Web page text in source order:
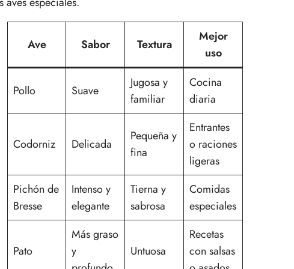
Ave Sabor Textura
Mejor
uso
Pollo Suave
Jugosa y
familiar
Cocina
diaria
Codorniz Delicada
Pequeña y
fina
Entrantes
o raciones
ligeras
Pichón de
Bresse
Intenso y
elegante
Tierna y
sabrosa
Comidas
especiales
Pato
Más graso
y
Untuosa
Recetas
con salsas